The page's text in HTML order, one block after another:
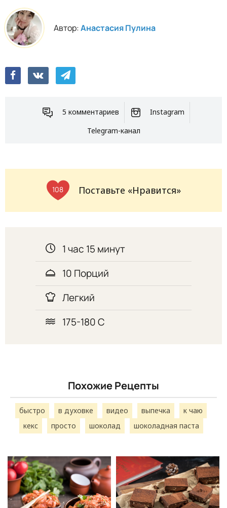
Автор:Анастасия Пулина
5 комментариев
Instagram
Telegram-канал
108 Поставьте «Нравится»
1 час 15 минут
10 Порций
Легкий
175-180 С
Похожие Рецепты
быстро в духовке видео выпечка
к чаю
кекс
просто шоколад шоколадная паста